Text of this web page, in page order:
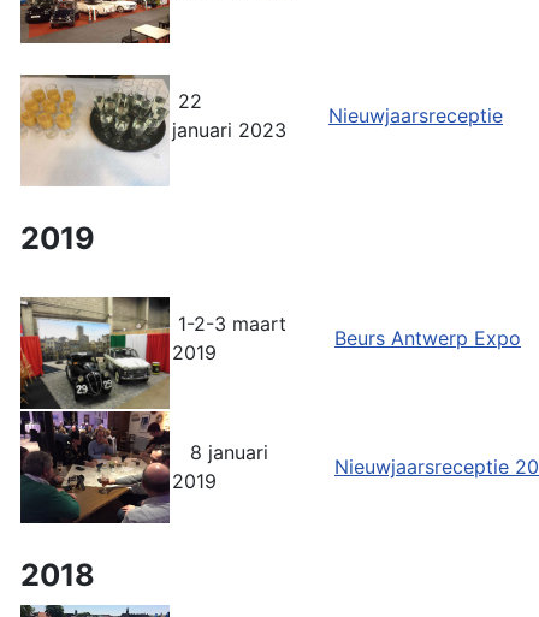
22
januari 2023
Nieuwjaarsreceptie
2019
1-2-3 maart
2019
Beurs Antwerp Expo
8 januari
2019
Nieuwjaarsreceptie
2018